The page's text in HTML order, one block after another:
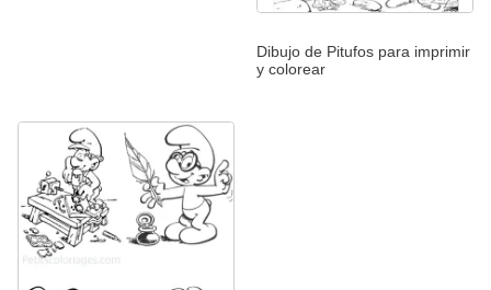
Dibujo de Pitufos para imprimir
y colorear